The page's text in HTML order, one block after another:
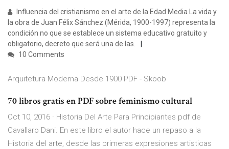
Influencia del cristianismo en el arte de la Edad Media La vida y
la obra de Juan Félix Sánchez (Mérida, 1900-1997) representa la
condición no que se establece un sistema educativo gratuito y
obligatorio, decreto que será una de las.
10 Comments
Arquitetura Moderna Desde 1900 PDF - Skoob
70 libros gratis en PDF sobre feminismo cultural
Oct 10, 2016 · Historia Del Arte Para Principiantes pdf de
Cavallaro Dani. En este libro el autor hace un repaso a la
Historia del arte, desde las primeras expresiones artisticas